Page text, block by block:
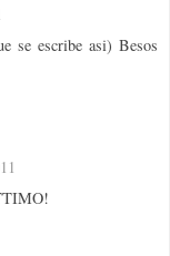
se escribe asi) Besos